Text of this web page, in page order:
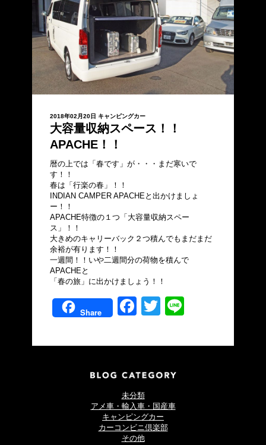
2018年02月20日 キャンピングカー
大容量収納スペース！！
APACHE！！
暦の上では「春です」が・・・まだ寒いで
す！！
春は「行楽の春」！！
INDIAN CAMPER APACHEと出かけましょ
ー！！
APACHE特徴の１つ「大容量収納スペー
ス」！！
大きめのキャリーバック２つ積んでもまだまだ
余裕が有ります！！
一週間！！いや二週間分の荷物を積んで
APACHEと
「春の旅」に出かけましょう！！
Share
FacebookTwitter
未分類
アメ車・輸入車・国産車
キャンピングカー
カーコンビニ倶楽部
その他